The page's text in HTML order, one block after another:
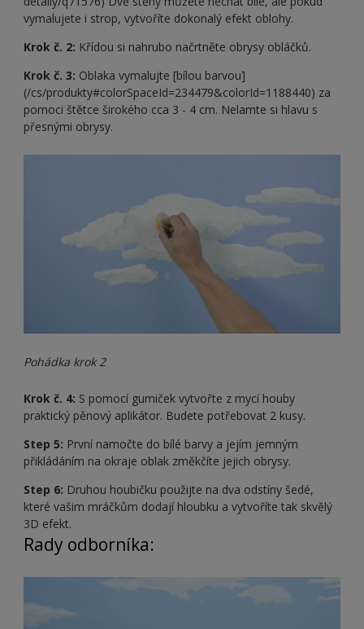
vymalujete i strop, vytvoříte dokonalý efekt oblohy.
Krok č. 2: Křídou si nahrubo načrtněte obrysy obláčků.
Krok č. 3: Oblaka vymalujte [bílou barvou]
(/cs/produkty#colorSpaceId=234479&colorId=1188440) za
pomoci štětce širokého cca 3 - 4 cm. Nelamte si hlavu s
přesnými obrysy.
Pohádka krok 2
Krok č. 4: S pomocí gumiček vytvořte z mycí houby
praktický pěnový aplikátor. Budete potřebovat 2 kusy.
Step 5: První namočte do bílé barvy a jejím jemným
přikládáním na okraje oblak změkčíte jejich obrysy.
Step 6: Druhou houbičku použijte na dva odstíny šedé,
které vašim mráčkům dodají hloubku a vytvoříte tak skvělý
3D efekt.
Rady odborníka: